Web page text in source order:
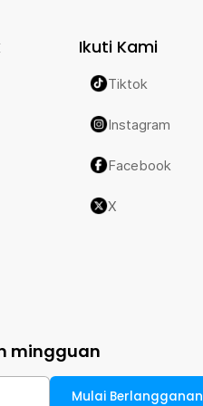
Ikuti Kami
Tiktok
Instagram
Facebook
X
mingguan
Mulai Berlangganan